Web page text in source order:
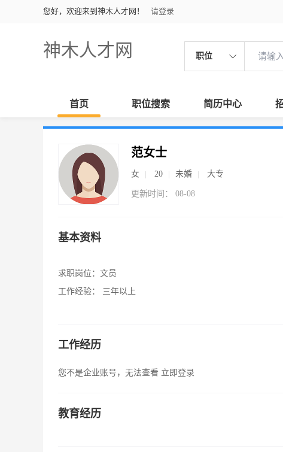
您好，欢迎来到神木人才网！ 请登录
神木人才网 职位
首页 职位搜索 简历中心
范女士
女 20 未婚 大专
更新时间： 08-08
基本资料
求职岗位： 文员
工作经验：
三年以上
工作经历
您不是企业账号，无法查看 立即登录
教育经历